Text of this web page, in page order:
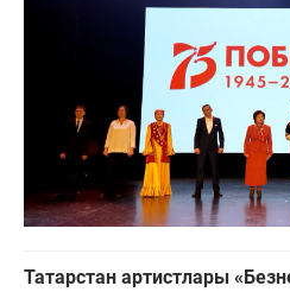
Татарстан артистлары